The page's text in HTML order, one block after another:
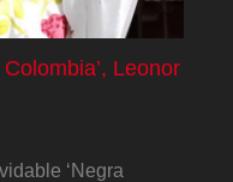
Leonor
‘Negra